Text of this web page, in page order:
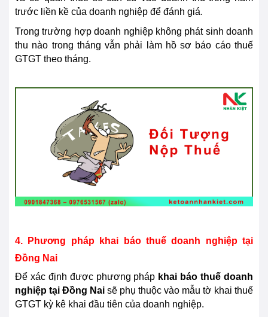
trước liền kề của doanh nghiệp để đánh giá.
Trong trường hợp doanh nghiệp không phát sinh doanh
thu nào trong tháng vẫn phải làm hồ sơ báo cáo thuế
GTGT theo tháng.
4. Phương pháp khai báo thuế doanh nghiệp tại
Đồng Nai
Để xác định được phương pháp khai báo thuế doanh
nghiệp tại Đồng Nai sẽ phụ thuộc vào mẫu tờ khai thuế
GTGT kỳ kê khai đầu tiên của doanh nghiệp.